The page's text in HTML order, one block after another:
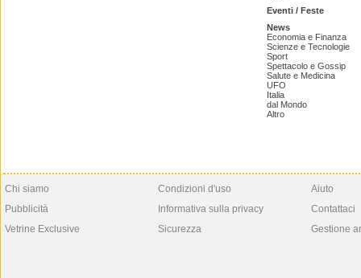
Eventi / Feste
News
Economia e Finanza
Scienze e Tecnologie
Sport
Spettacolo e Gossip
Salute e Medicina
UFO
Italia
dal Mondo
Altro
Chi siamo
Pubblicità
Vetrine Exclusive
Condizioni d'uso
Informativa sulla privacy
Sicurezza
Aiuto
Contattaci
Gestione